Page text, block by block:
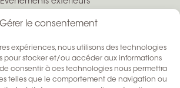
Gérer le consentement
expériences, nous utilisons des technologies
pour stocker et/ou accéder aux informations
consentir à ces technologies nous permettra
telles que le comportement de navigation ou
Événements extérieurs
sur demande selon disponibilité